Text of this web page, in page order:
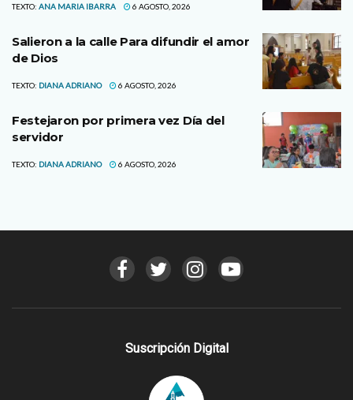
TEXTO: ANA MARIA IBARRA 6 AGOSTO, 2026
Salieron a la calle Para difundir el amor
de Dios
TEXTO: DIANA ADRIANO 6 AGOSTO, 2026
Festejaron por primera vez Día del
servidor
TEXTO: DIANA ADRIANO 6 AGOSTO, 2026
Suscripción Digital